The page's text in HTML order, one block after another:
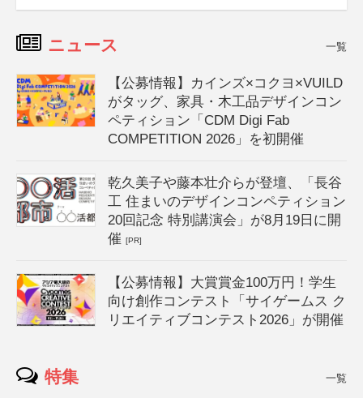
ニュース 一覧
【公募情報】カインズ×コクヨ×VUILD
がタッグ、家具・木工品デザインコン
ペティション「CDM Digi Fab
COMPETITION 2026」を初開催
乾久美子や藤本壮介らが登壇、「長谷
工 住まいのデザインコンペティション
20回記念 特別講演会」が8月19日に開
催[PR]
【公募情報】大賞賞金100万円！学生
向け創作コンテスト「サイゲームス ク
リエイティブコンテスト2026」が開催
特集 一覧